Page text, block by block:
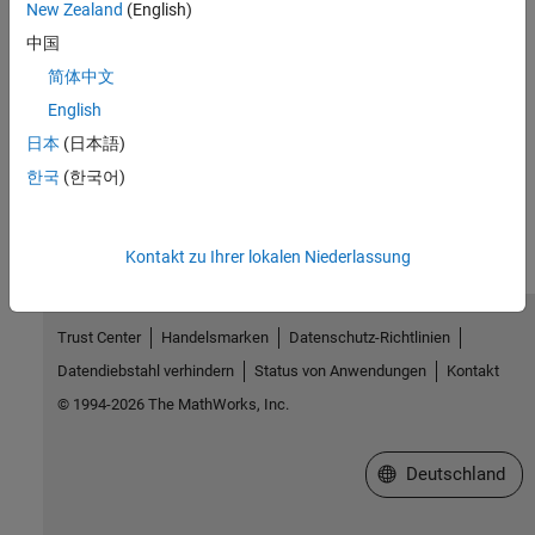
Introduced in R2010a
See Also
Flux Source
New Zealand (English)
中国
简体中文
English
日本 (日本語)
한국 (한국어)
Kontakt zu Ihrer lokalen Niederlassung
Trust Center Handelsmarken
Datenschutz-Richtlinien
Datendiebstahl verhindern
Status von Anwendungen
Kontakt
© 1994-2026 The MathWorks, Inc.
Website auswählen
Deutschland